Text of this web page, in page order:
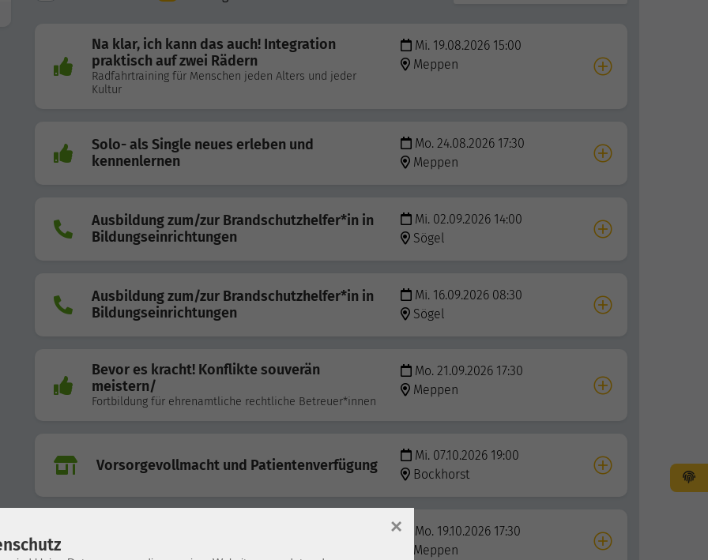
Na klar, ich kann das auch! Integration
praktisch auf zwei Rädern
Radfahrtraining für Menschen jeden Alters und jeder
Kultur
Mi. 19.08.2026 15:00
Meppen
Solo- als Single neues erleben und
kennenlernen
Mo. 24.08.2026 17:30
Meppen
Ausbildung zum/zur Brandschutzhelfer*in in
Bildungseinrichtungen
Mi. 02.09.2026 14:00
Sögel
Ausbildung zum/zur Brandschutzhelfer*in in
Bildungseinrichtungen
Mi. 16.09.2026 08:30
Sögel
Bevor es kracht! Konflikte souverän
meistern/
Fortbildung für ehrenamtliche rechtliche Betreuer*innen
Mo. 21.09.2026 17:30
Meppen
Vorsorgevollmacht und Patientenverfügung
Mi. 07.10.2026 19:00
Bockhorst
Mo. 19.10.2026 17:30
Meppen
×